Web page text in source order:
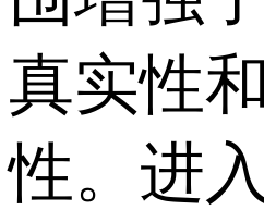
真实性
性。进